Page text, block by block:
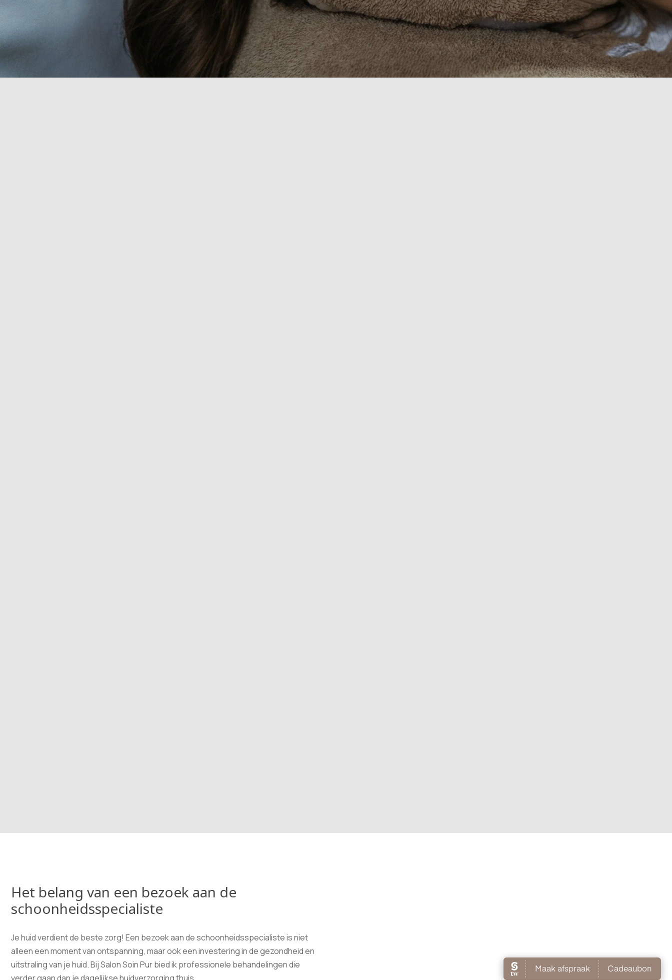
Het belang van een bezoek aan de
schoonheidsspecialiste
Je huid verdient de beste zorg! Een bezoek aan de schoonheidsspecialiste is niet
alleen een moment van ontspanning, maar ook een investering in de gezondheid en
uitstraling van je huid. Bij Salon Soin Pur bied ik professionele behandelingen die